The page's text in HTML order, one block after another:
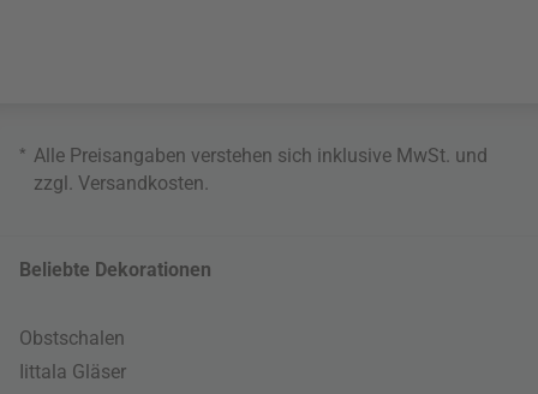
* Alle Preisangaben verstehen sich inklusive MwSt. und
zzgl. Versandkosten
Beliebte Dekorationen
Obstschalen
Iittala Gläser